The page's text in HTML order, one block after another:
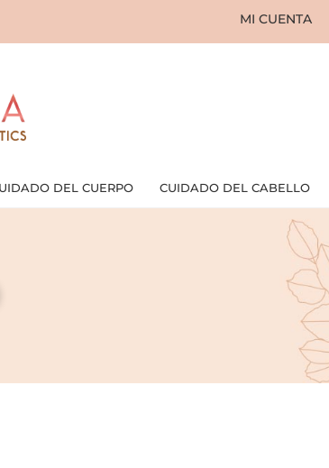
MI CUENTA
DEL CUERPO CUIDADO DEL CABELLO